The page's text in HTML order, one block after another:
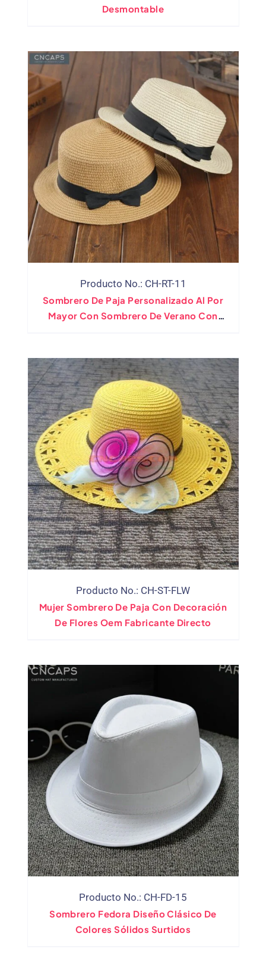
Desmontable
Producto No.: CH-RT-11
Sombrero De Paja Personalizado Al Por
Mayor Con Sombrero De Verano Con
Producto No.: CH-ST-FLW
Mujer Sombrero De Paja Con Decoración
De Flores Oem Fabricante Directo
Producto No.: CH-FD-15
Sombrero Fedora Diseño Clásico De
Colores Sólidos Surtidos